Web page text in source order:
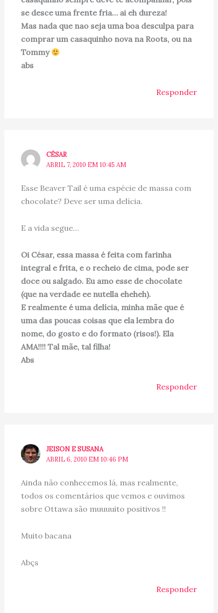
se desce uma frente fria… ai eh dureza!
Mas nada que nao seja uma boa desculpa para
comprar um casaquinho nova na Roots, ou na
Tommy
abs
Responder
CÉSAR
ABRIL 7, 2010 EM 10:45 AM
Esse Beaver Tail é uma espécie de massa com
chocolate? Deve ser uma delícia.
E a vida segue…
Oi César, essa massa é feita com farinha
integral e frita, e o recheio de cima, pode ser
doce ou salgado. Eu amo esse de chocolate
(que na verdade ee nutella eheheh).
E realmente é uma delícia, minha mãe que é
uma das poucas coisas que ela lembra do
nome, do gosto e do formato (risos!). Ela
AMA!!!! Tal mãe, tal filha!
Abs
Responder
JEISON E SUSANA
ABRIL 6, 2010 EM 10:46 PM
Ainda não conhecemos lá, mas realmente,
todos os comentários que vemos e ouvimos
sobre Ottawa são muuuuito positivos !!
Muito bacana
Abçs
Responder